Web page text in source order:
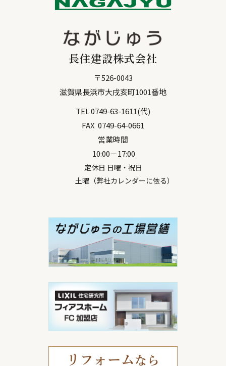
長住建設株式会社
〒526-0043
滋賀県長浜市大戌亥町1001番地
TEL0749-63-1611(代)
FAX 0749-64-0661
営業時間
10:00－17:00
定休日 日曜・祝日
土曜（弊社カレンダーに依る）